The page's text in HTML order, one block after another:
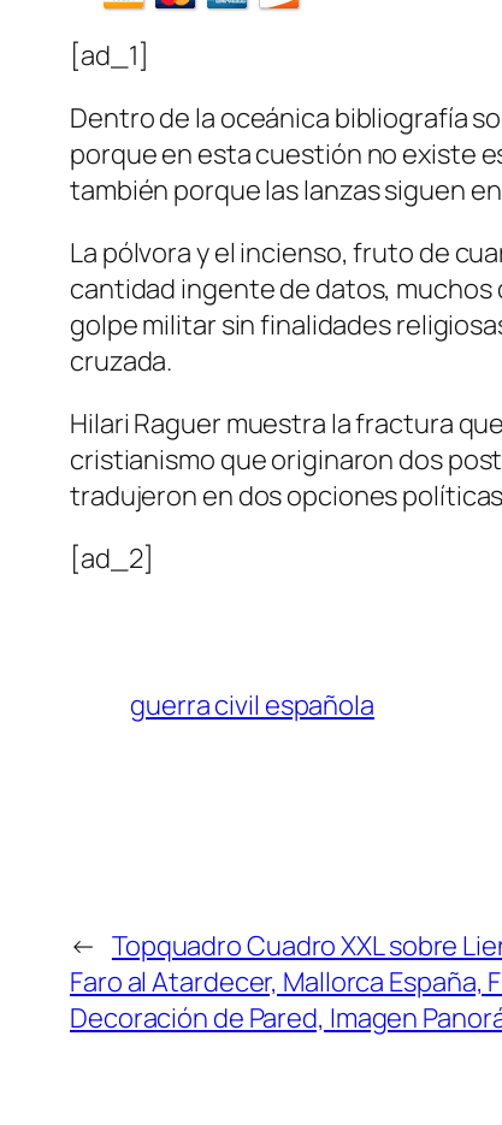
[ad_1]
Dentro de la oceánica bibliografía
porque en esta cuestión no existe
también porque las lanzas siguen
La pólvora y el incienso, fruto de
cantidad ingente de datos,
golpe militar sin finalidades
cruzada.
Hilari Raguer muestra la fractura
cristianismo que originaron dos
tradujeron en dos opciones
[ad_2]
guerra civil española
← Topquadro Cuadro XXL sobre
Faro al Atardecer, Mallorca España,
Decoración de Pared, Imagen